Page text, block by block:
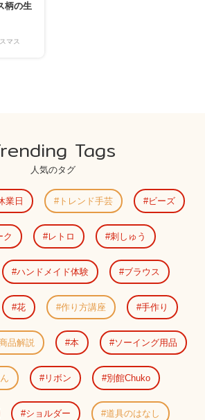
柄の生
マス
Tags
人気のタグ
業日 トレンド手芸 ビーズ
ク レトロ 刺しゅう
ハンドメイド体験 ブラウス
花 作り方講座 手作り
品解説 本 ソーイング用品
リボン 別館Chuko
ショルダー 道具のはなし